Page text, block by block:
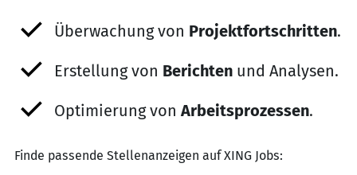
Überwachung von Projektfortschritten.
Erstellung von Berichten und Analysen.
Optimierung von Arbeitsprozessen.
Finde passende Stellenanzeigen auf XING Jobs: